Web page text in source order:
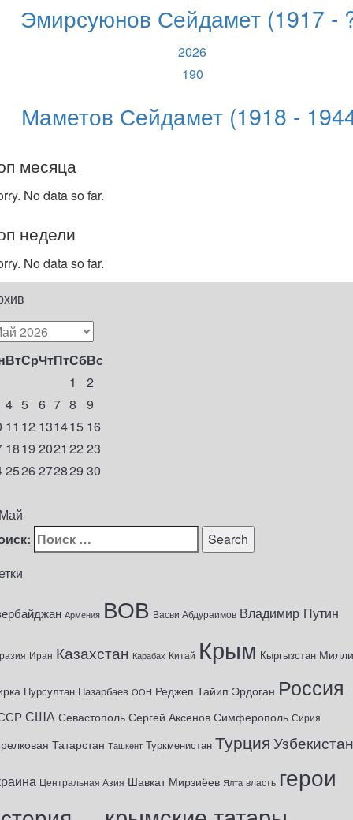
Эмирсуюнов Сейдамет (1917 -
2026
190
Маметов Сейдамет (1918 -
месяца
No data so far.
недели
No data so far.
ВтСрЧтПтСбВс
1
2
4 5 6 7 8
9
11 12 131415 16
1819 2021 22 23
2526272829 30
Армения ВОВ Васви Абдураимов Владимир Путин
Иран Казахстан Карабах Китай Крым Кыргызстан Милли
Нурсултан Назарбаев ООН Реджеп Тайип Эрдоган Россия
США Севастополь Сергей Аксенов Симферополь Сирия
Татарстан Ташкент Туркменистан ТурцияУзбекистан
Центральная Азия Шавкат Мирзиёев Ялта власть герои